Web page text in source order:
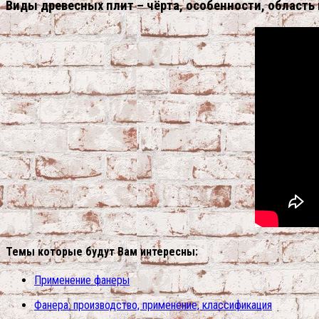
Виды древесных плит – чёрта, особенности,
Темы которые будут Вам интересны:
Применение фанеры
Фанера: производство, применение, классификация